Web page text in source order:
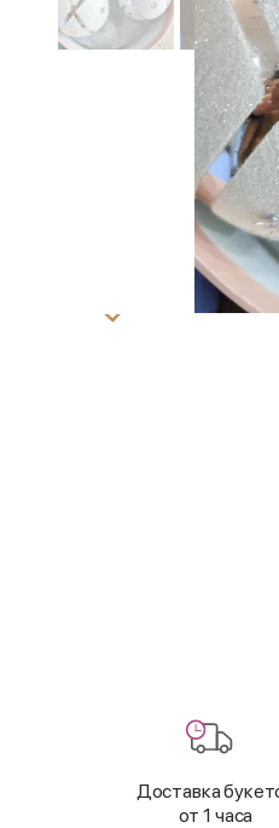
Доставка
от 1 часа